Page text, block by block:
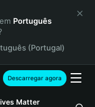
Português
(Portugal)
Descarregar agora
Matter